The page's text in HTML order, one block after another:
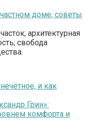
доме, советы
архитектурная
свобода
и как
Грин»:
комфорта и